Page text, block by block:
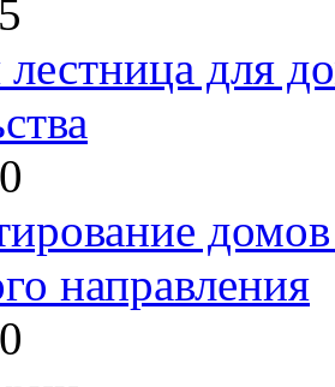
лестница для
направления